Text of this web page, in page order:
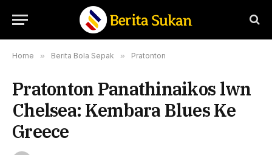
Home » Berita Bola Sepak » Pratonton
Pratonton Panathinaikos lwn
Chelsea: Kembara Blues Ke
Greece